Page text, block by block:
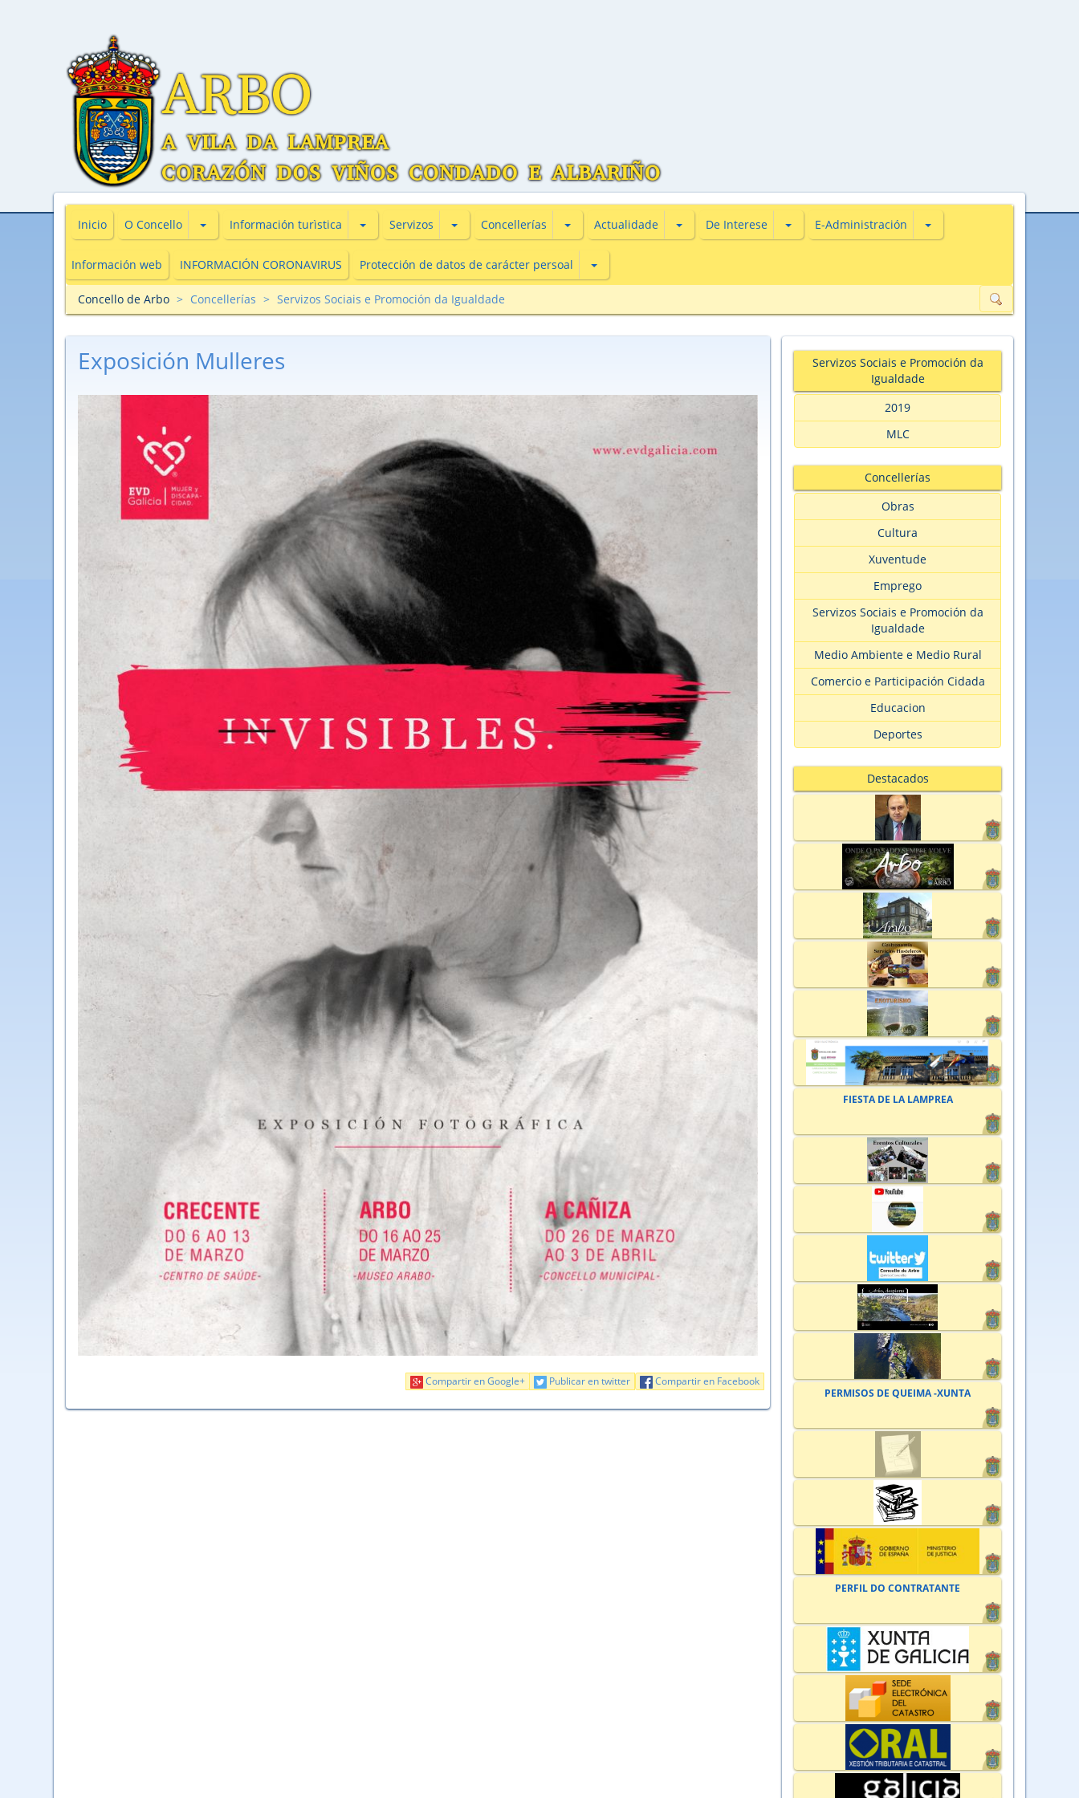
Inicio O Concello Subsecciones de O Concello
Información turìstica Subsecciones de Información turìstica
Servizos Subsecciones de Servizos
Concellerías Subsecciones de Concellerías
Actualidade Subsecciones de Actualidade
De Interese Subsecciones de De Interese
E-Administración Subsecciones de E-
Información web INFORMACIÓN CORONAVIRUS Protección de datos de carácter persoal Subsecciones de Protección de datos de carácter persoal
Concello de Arbo Concellerías Servizos Sociais e Promoción da Igualdade
Exposición Mulleres
Compartir en Facebook
Publicar en twitter
Compartir en Google+
Servizos Sociais e Promoción da
Igualdade
2019
MLC
Concellerías
Obras
Cultura
Xuventude
Emprego
Servizos Sociais e Promoción da
Igualdade
Medio Ambiente e Medio Rural
Comercio e Participación Cidada
Educacion
Deportes
Destacados
FIESTA DE LA LAMPREA
PERMISOS DE QUEIMA -XUNTA
PERFIL DO CONTRATANTE